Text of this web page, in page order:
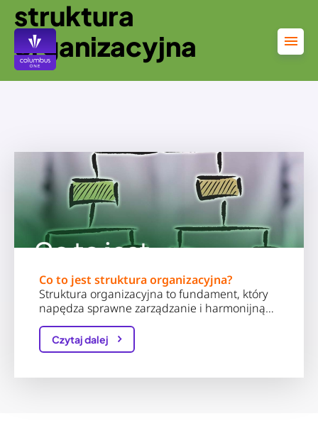
Przejdź
treści
struktura
organizacyjna
Co to jest struktura organizacyjna?
Struktura organizacyjna to fundament, który
napędza sprawne zarządzanie i harmonijną…
Czytaj dalej